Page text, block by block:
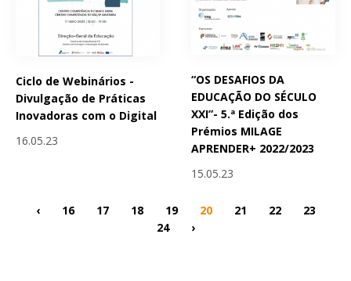
Ciclo de Webinários -
Divulgação de Práticas
Inovadoras com o Digital
16.05.23
“OS DESAFIOS DA
EDUCAÇÃO DO SÉCULO
XXI”- 5.ª Edição dos
Prémios MILAGE
APRENDER+ 2022/2023
15.05.23
‹ 16 17 18 19 20 21 22
23
24
›